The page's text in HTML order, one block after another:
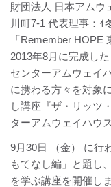
財団法人 日本アムウ
川町7-1 代表理事：ｲ
「Remember HOPE
2013年8月に完成し
センターアムウェイ
に携わる方々を対象
し講座『ザ・リッツ
ターアムウェイハウ
9月30日 （金） に行
もてなし編」と題し
を学ぶ講座を開催し